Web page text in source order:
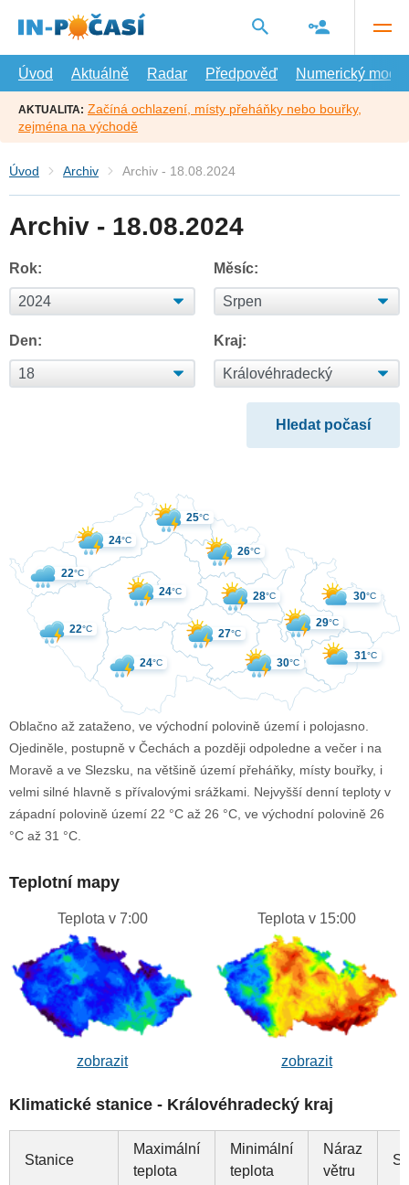
hlavní
Úvod
Aktuálně Radar Předpověď Numerický model
AKTUALITA: Začíná ochlazení, místy přeháňky nebo bouřky,
zejména na východě
Úvod Archiv Archiv - 18.08.2024
Archiv - 18.08.2024
Rok: Měsíc:
Den: Kraj:
24°C 30°C
22°C
26°C
25°C
30°C
29°C
28°C
22°C
24°C
24°C
27°C
31°C
Oblačno až zataženo, ve východní polovině území i polojasno.
Ojediněle, postupně v Čechách a později odpoledne a večer i na
Moravě a ve Slezsku, na většině území přeháňky, místy bouřky, i
velmi silné hlavně s přívalovými srážkami. Nejvyšší denní teploty v
západní polovině území 22 °C až 26 °C, ve východní polovině 26
°C až 31 °C.
Teplotní mapy
Teplota v 7:00
zobrazit
Teplota v 15:00
zobrazit
Klimatické stanice - Královéhradecký kraj
Stanice
Maximální
teplota
Minimální
teplota
Náraz
větru